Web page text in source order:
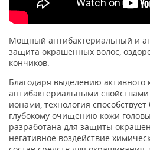
Мощный антибактериальный и
защита окрашенных волос,
кончиков.
Благодаря выделению активного
антибактериальными
ионами, технология способствует
глубокому очищению кожи
разработана для защиты
негативное воздействие